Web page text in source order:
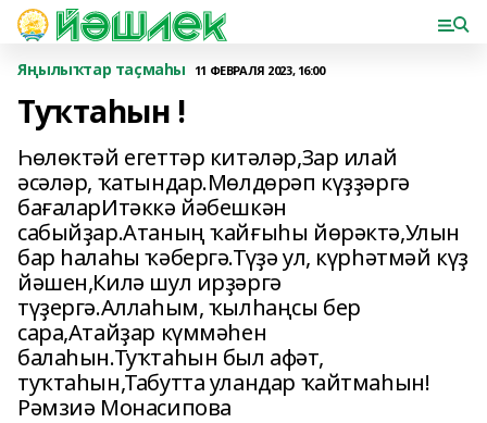
Яңылыҡтар таҫмаһы 11 ФЕВРАЛЯ 2023, 16:00
Туҡтаһын !
Һөлөктәй егеттәр китәләр,Зар илай
әсәләр, ҡатындар.Мөлдөрәп күҙҙәргә
бағаларИтәккә йәбешкән
сабыйҙар.Атаның ҡайғыһы йөрәктә,Улын
бар һалаһы ҡәбергә.Түҙә ул, күрһәтмәй күҙ
йәшен,Килә шул ирҙәргә
түҙергә.Аллаһым, ҡылһаңсы бер
сара,Атайҙар күммәһен
балаһын.Туҡтаһын был афәт,
туҡтаһын,Табутта уландар ҡайтмаһын!
Рәмзиә Монасипова